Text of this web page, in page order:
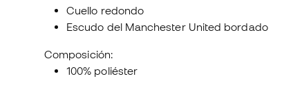
Cuello redondo
Escudo del Manchester United bordado
Composición:
100% poliéster